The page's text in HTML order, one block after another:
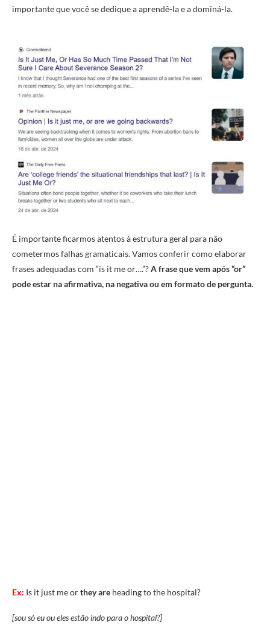
importante que você se dedique a aprendê-la e a dominá-la.
É importante ficarmos atentos à estrutura geral para não
cometermos falhas gramaticais. Vamos conferir como elaborar
frases adequadas com “is it me or….”?A frase que vem após “or”
pode estar na afirmativa, na negativa ou em formato de pergunta.
Ex: Is it just me orthey are heading to the hospital?
[sou só eu ou eles estão indo para o hospital?]